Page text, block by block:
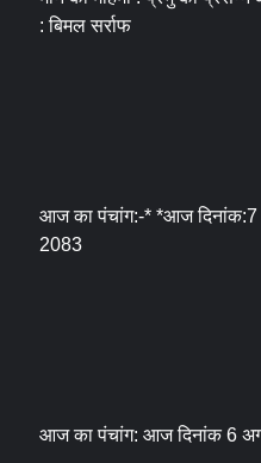
: बिमल सर्राफ
आज का पंचांग:-* *आज
2083